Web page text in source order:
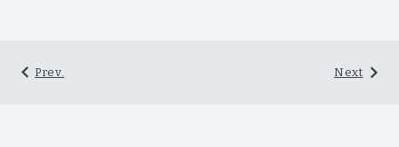
Next
Prev.